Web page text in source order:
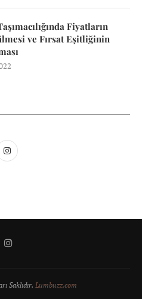
Fiyatların
ve Fırsat Eşitliğinin
Saklıdır. Lumbuzz.com